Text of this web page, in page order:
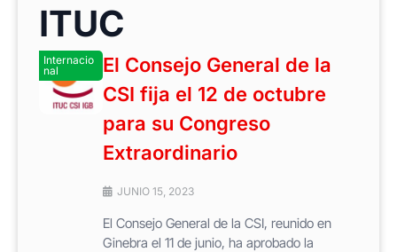
ITUC
Internacio
nal
El Consejo General de la
CSI fija el 12 de octubre
para su Congreso
Extraordinario
JUNIO 15, 2023
El Consejo General de la CSI, reunido en
Ginebra el 11 de junio, ha aprobado la